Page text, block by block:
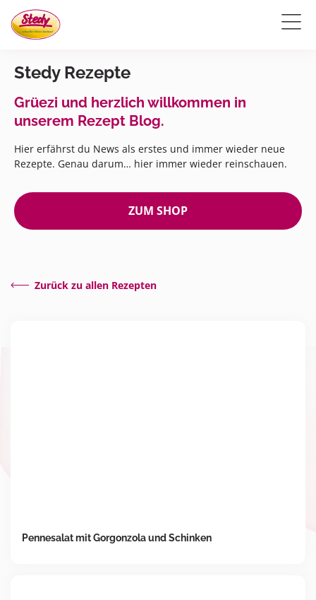
Stedy Rezepte
Grüezi und herzlich willkommen in
unserem Rezept Blog.
Hier erfährst du News als erstes und immer wieder neue
Rezepte. Genau darum… hier immer wieder reinschauen.
ZUM SHOP
Zurück zu allen Rezepten
Pennesalat mit Gorgonzola und Schinken